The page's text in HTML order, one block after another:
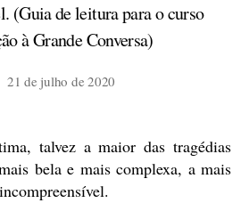
(Guia de leitura para o curso
à Grande Conversa)
21 de julho de 2020
talvez a maior das tragédias
bela e mais complexa, a mais